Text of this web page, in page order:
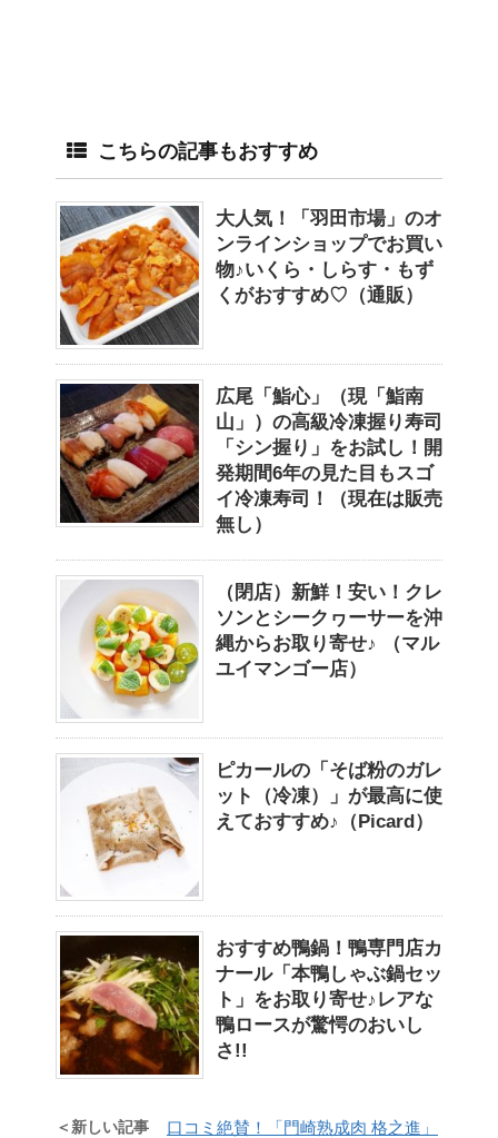
こちらの記事もおすすめ
大人気！「羽田市場」のオ
ンラインショップでお買い
物♪いくら・しらす・もず
くがおすすめ♡（通販）
広尾「鮨心」（現「鮨南
山」）の高級冷凍握り寿司
「シン握り」をお試し！開
発期間6年の見た目もスゴ
イ冷凍寿司！（現在は販売
無し）
（閉店）新鮮！安い！クレ
ソンとシークヮーサーを沖
縄からお取り寄せ♪ （マル
ユイマンゴー店）
ピカールの「そば粉のガレ
ット（冷凍）」が最高に使
えておすすめ♪（Picard）
おすすめ鴨鍋！鴨専門店カ
ナール「本鴨しゃぶ鍋セッ
ト」をお取り寄せ♪レアな
鴨ロースが驚愕のおいし
さ!!
＜新しい記事
口コミ絶賛！「門崎熟成肉 格之進」